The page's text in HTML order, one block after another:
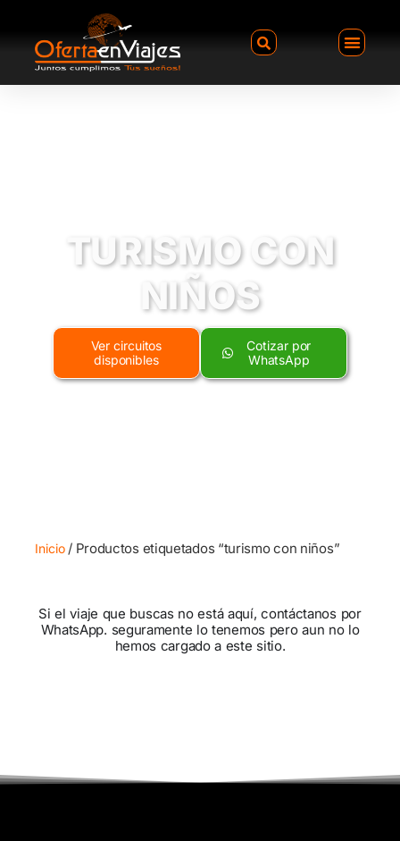
TURISMO CON
NIÑOS
Ver circuitos
disponibles
Cotizar por
WhatsApp
Inicio/ Productos etiquetados “turismo con niños”
Si el viaje que buscas no está aquí, contáctanos por
WhatsApp. seguramente lo tenemos pero aun no lo
hemos cargado a este sitio.